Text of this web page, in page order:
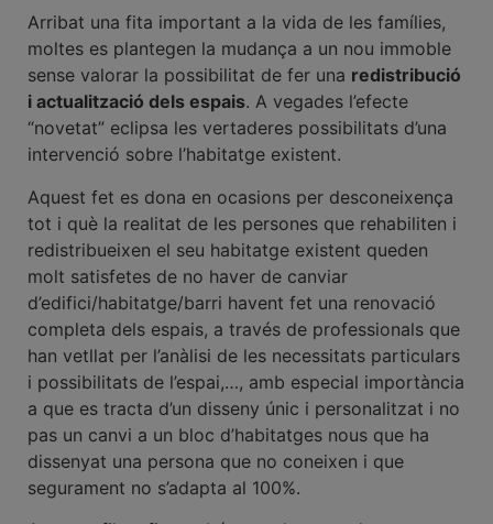
Arribat una fita important a la vida de les famílies,
moltes es plantegen la mudança a un nou immoble
sense valorar la possibilitat de fer una redistribució
i actualització dels espais. A vegades l’efecte
“novetat” eclipsa les vertaderes possibilitats d’una
intervenció sobre l’habitatge existent.
Aquest fet es dona en ocasions per desconeixença
tot i què la realitat de les persones que rehabiliten i
redistribueixen el seu habitatge existent queden
molt satisfetes de no haver de canviar
d’edifici/habitatge/barri havent fet una renovació
completa dels espais, a través de professionals que
han vetllat per l’anàlisi de les necessitats particulars
i possibilitats de l’espai,…, amb especial importància
a que es tracta d’un disseny únic i personalitzat i no
pas un canvi a un bloc d’habitatges nous que ha
dissenyat una persona que no coneixen i que
segurament no s’adapta al 100%.